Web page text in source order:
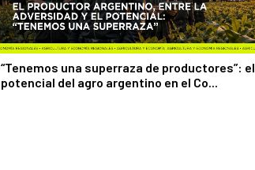
“Tenemos una superraza de productores”: el
potencial del agro argentino en el Co...